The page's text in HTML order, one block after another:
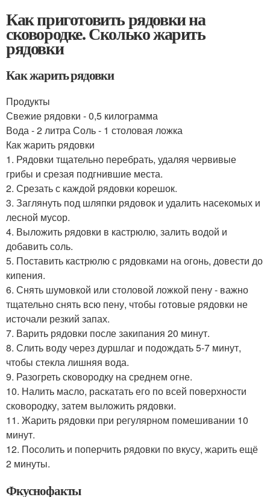
Как приготовить рядовки на
сковородке. Сколько жарить
рядовки
Как жарить рядовки
Продукты
Свежие рядовки - 0,5 килограмма
Вода - 2 литра Соль - 1 столовая ложка
Как жарить рядовки
1. Рядовки тщательно перебрать, удаляя червивые
грибы и срезая подгнившие места.
2. Срезать с каждой рядовки корешок.
3. Заглянуть под шляпки рядовок и удалить насекомых и
лесной мусор.
4. Выложить рядовки в кастрюлю, залить водой и
добавить соль.
5. Поставить кастрюлю с рядовками на огонь, довести до
кипения.
6. Снять шумовкой или столовой ложкой пену - важно
тщательно снять всю пену, чтобы готовые рядовки не
источали резкий запах.
7. Варить рядовки после закипания 20 минут.
8. Слить воду через дуршлаг и подождать 5-7 минут,
чтобы стекла лишняя вода.
9. Разогреть сковородку на среднем огне.
10. Налить масло, раскатать его по всей поверхности
сковородку, затем выложить рядовки.
11. Жарить рядовки при регулярном помешивании 10
минут.
12. Посолить и поперчить рядовки по вкусу, жарить ещё
2 минуты.
Фкуснофакты